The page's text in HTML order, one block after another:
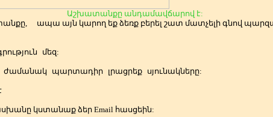
Աշխատանքը անդամավճարով է:
ապա այն կարող եք ձեռք բերել շատ մատչելի գնով
մեզ:
ժամանակ պարտադիր լրացրեք սյունակները:
կստանաք ձերEmail հասցեին: